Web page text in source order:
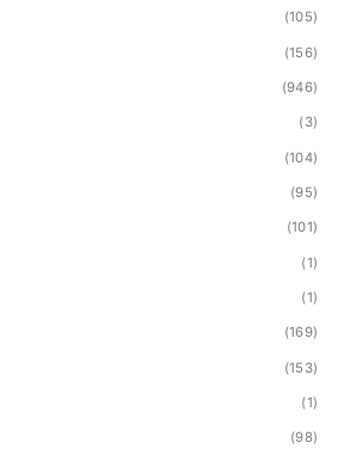
(105)
(156)
(946)
(3)
(104)
(95)
(101)
(1)
(1)
(169)
(153)
(1)
(98)